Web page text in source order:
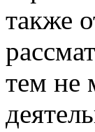
также
тем не